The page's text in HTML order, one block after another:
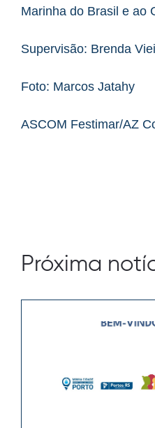
Marinha do Brasil e ao
Supervisão: Brenda
Foto: Marcos Jatahy
ASCOM Festimar/AZ
Próxima